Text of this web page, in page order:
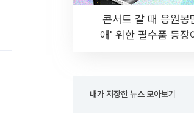
콘서트 갈 때 응원봉
애' 위한 필수품 등장
내가 저장한 뉴스 모아보기